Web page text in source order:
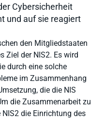
Cybersicherheit
und auf sie reagiert
den Mitgliedstaaten
Ziel der NIS2. Es wird
durch eine solche
im Zusammenhang
die die NIS
die Zusammenarbeit zu
die Einrichtung des